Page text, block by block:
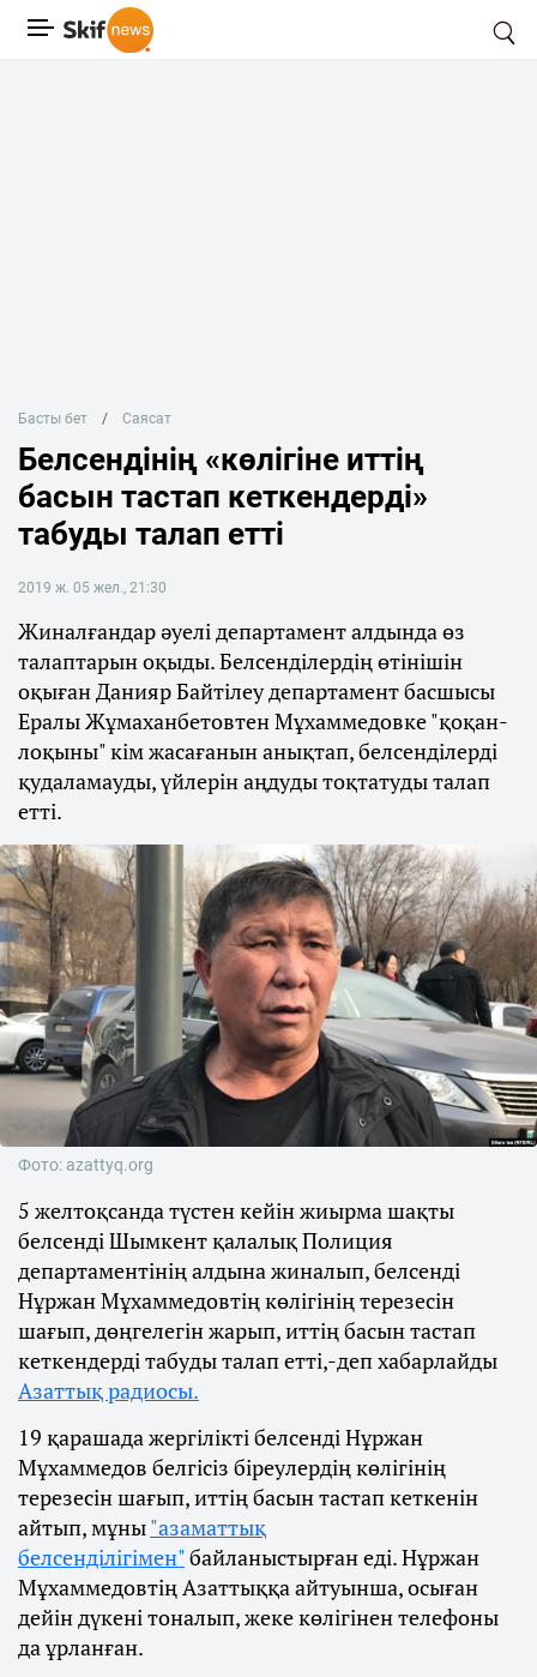
Басты бет Саясат
Белсендінің «көлігіне иттің
басын тастап кеткендерді»
табуды талап етті
2019 ж. 05 жел., 21:30
Жиналғандар әуелі департамент алдында өз
талаптарын оқыды. Белсенділердің өтінішін
оқыған Данияр Байтілеу департамент басшысы
Ералы Жұмаханбетовтен Мұхаммедовке "қоқан-
лоқыны" кім жасағанын анықтап, белсенділерді
қудаламауды, үйлерін аңдуды тоқтатуды талап
етті.
Фото: azattyq.org
5 желтоқсанда түстен кейін жиырма шақты
белсенді Шымкент қалалық Полиция
департаментінің алдына жиналып, белсенді
Нұржан Мұхаммедовтің көлігінің терезесін
шағып, дөңгелегін жарып, иттің басын тастап
кеткендерді табуды талап етті,-деп хабарлайды
Азаттық радиосы.
19 қарашада жергілікті белсенді Нұржан
Мұхаммедов белгісіз біреулердің көлігінің
терезесін шағып, иттің басын тастап кеткенін
айтып, мұны"азаматтық
белсенділігімен"байланыстырған еді. Нұржан
Мұхаммедовтің Азаттыққа айтуынша, осыған
дейін дүкені тоналып, жеке көлігінен телефоны
да ұрланған.